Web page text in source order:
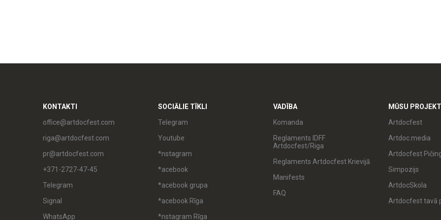
KONTAKTI
office@artdocfest.com
riga@artdocfest.com
pr@artdocfest.com
+371-2727-47-45
Telegram
Signal
WhatsApp
SOCIĀLIE TĪKLI
Telegram
Youtube
*nstagram
*acebook
*acebook grupa
*acebook Rīga
*nstagram Rīga
VADĪBA
Komanda
Reglaments IDFF
Artdocfest/Riga
Reglaments Artdocfest Krievijā
Manifests
FAQ
MŪSU PROJEKTI
Artdocfest
Artdoc.media
Artdocfest
Simpozijs
ArtdocSkola
Artdocfest tavā